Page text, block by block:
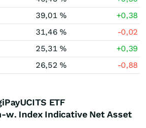
39,01 %
+0,38
31,46 %
-0,02
25,31 %
+0,39
26,52 % -0,88
ETF
w. Index Indicative Net Asset